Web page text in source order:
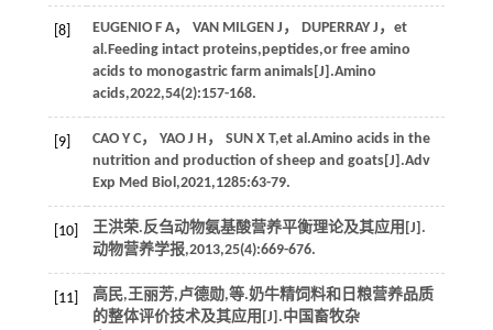
[8] EUGENIO F A， VAN MILGEN J ， DUPERRAY J ， et
al.Feeding intact proteins,peptides,or free amino
acids to monogastric farm animals[J].Amino
acids,2022,54(2):157-168.
[9] CAO Y C， YAO J H ， SUN X T,et al.Amino acids in the
nutrition and production of sheep and goats[J].Adv
Exp Med Biol,2021,1285:63-79.
[10]
王洪荣.反刍动物氨基酸营养平衡理论及其应用[J].
动物营养学报,2013,25(4):669-676.
[11] 高民,王丽芳,卢德勋,等.奶牛精饲料和日粮营养品质
的整体评价技术及其应用[J].中国畜牧杂